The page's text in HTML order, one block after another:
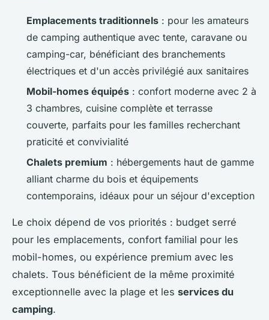
Emplacements traditionnels : pour les amateurs
de camping authentique avec tente, caravane ou
camping-car, bénéficiant des branchements
électriques et d'un accès privilégié aux sanitaires
Mobil-homes équipés : confort moderne avec 2 à
3 chambres, cuisine complète et terrasse
couverte, parfaits pour les familles recherchant
praticité et convivialité
Chalets premium : hébergements haut de gamme
alliant charme du bois et équipements
contemporains, idéaux pour un séjour d'exception
Le choix dépend de vos priorités : budget serré
pour les emplacements, confort familial pour les
mobil-homes, ou expérience premium avec les
chalets. Tous bénéficient de la même proximité
exceptionnelle avec la plage et les services du
camping.